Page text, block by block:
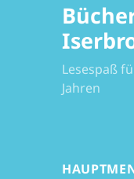
Lesespaß
Jahren